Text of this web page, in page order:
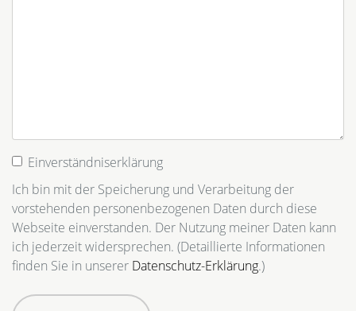
Einverständniserklärung
Ich bin mit der Speicherung und Verarbeitung der
vorstehenden personenbezogenen Daten durch diese
Webseite einverstanden. Der Nutzung meiner Daten kann
ich jederzeit widersprechen. (Detaillierte Informationen
finden Sie in unserer Datenschutz-Erklärung.)